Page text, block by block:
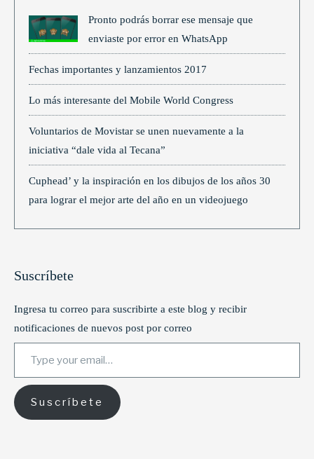
Pronto podrás borrar ese mensaje que
enviaste por error en WhatsApp
Fechas importantes y lanzamientos 2017
Lo más interesante del Mobile World Congress
Voluntarios de Movistar se unen nuevamente a la
iniciativa “dale vida al Tecana”
Cuphead’ y la inspiración en los dibujos de los años 30
para lograr el mejor arte del año en un videojuego
Suscríbete
Ingresa tu correo para suscribirte a este blog y recibir
notificaciones de nuevos post por correo
Type your email…
Suscríbete